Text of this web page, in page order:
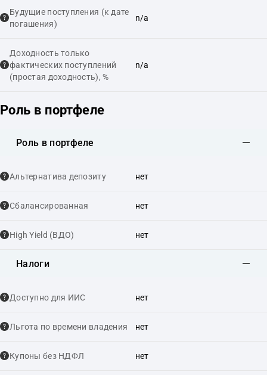
Будущие поступления (к дате
погашения)
n/a
Доходность только
фактических поступлений
(простая доходность), %
n/a
Роль в портфеле
Роль в портфеле
Альтернатива депозиту нет
Сбалансированная нет
High Yield (ВДО) нет
Налоги
Доступно для ИИС нет
Льгота по времени владения нет
Купоны без НДФЛ нет